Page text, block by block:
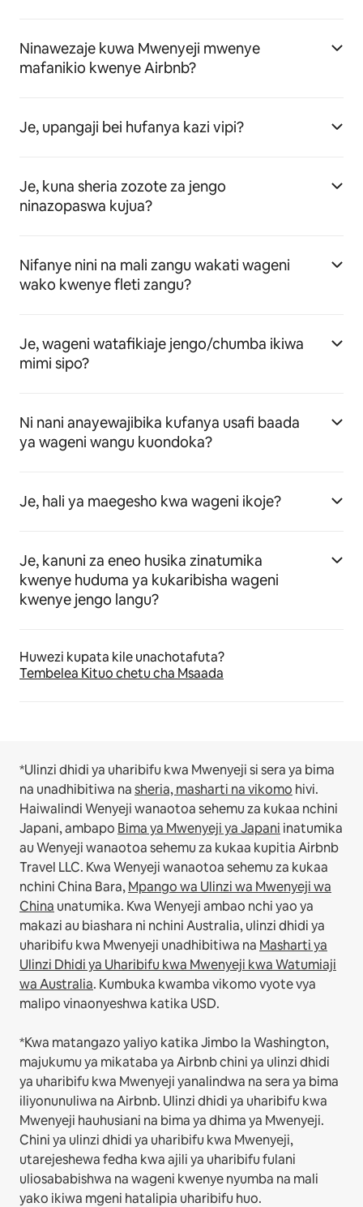
Ninawezaje kuwa Mwenyeji mwenye
mafanikio kwenye Airbnb?
Je, upangaji bei hufanya kazi vipi?
Je, kuna sheria zozote za jengo
ninazopaswa kujua?
Nifanye nini na mali zangu wakati wageni
wako kwenye fleti zangu?
Je, wageni watafikiaje jengo/chumba ikiwa
mimi sipo?
Ni nani anayewajibika kufanya usafi baada
ya wageni wangu kuondoka?
Je, hali ya maegesho kwa wageni ikoje?
Je, kanuni za eneo husika zinatumika
kwenye huduma ya kukaribisha wageni
kwenye jengo langu?
Huwezi kupata kile unachotafuta?
Tembelea Kituo chetu cha Msaada
*Ulinzi dhidi ya uharibifu kwa Mwenyeji si sera ya bima
na unadhibitiwa nasheria, masharti na vikomo hivi.
Haiwalindi Wenyeji wanaotoa sehemu za kukaa nchini
Japani, ambapo Bima ya Mwenyeji ya Japani inatumika
au Wenyeji wanaotoa sehemu za kukaa kupitia Airbnb
Travel LLC. Kwa Wenyeji wanaotoa sehemu za kukaa
nchini China Bara,Mpango wa Ulinzi wa Mwenyeji wa
China unatumika. Kwa Wenyeji ambao nchi yao ya
makazi au biashara ni nchini Australia, ulinzi dhidi ya
uharibifu kwa Mwenyeji unadhibitiwa na Masharti ya
Ulinzi Dhidi ya Uharibifu kwa Mwenyeji kwa Watumiaji
wa Australia. Kumbuka kwamba vikomo vyote vya
malipo vinaonyeshwa katika USD.
*Kwa matangazo yaliyo katika Jimbo la Washington,
majukumu ya mikataba ya Airbnb chini ya ulinzi dhidi
ya uharibifu kwa Mwenyeji yanalindwa na sera ya bima
iliyonunuliwa na Airbnb. Ulinzi dhidi ya uharibifu kwa
Mwenyeji hauhusiani na bima ya dhima ya Mwenyeji.
Chini ya ulinzi dhidi ya uharibifu kwa Mwenyeji,
utarejeshewa fedha kwa ajili ya uharibifu fulani
uliosababishwa na wageni kwenye nyumba na mali
yako ikiwa mgeni hatalipia uharibifu huo.